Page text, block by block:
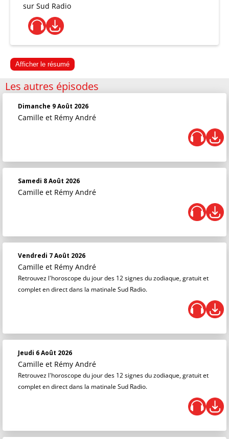
sur Sud Radio
Afficher le résumé
Les autres épisodes
Dimanche 9 Août 2026
Camille et Rémy André
Samedi 8 Août 2026
Camille et Rémy André
Vendredi 7 Août 2026
Camille et Rémy André
Retrouvez l'horoscope du jour des 12 signes du zodiaque, gratuit et
complet en direct dans la matinale Sud Radio.
Jeudi 6 Août 2026
Camille et Rémy André
Retrouvez l'horoscope du jour des 12 signes du zodiaque, gratuit et
complet en direct dans la matinale Sud Radio.